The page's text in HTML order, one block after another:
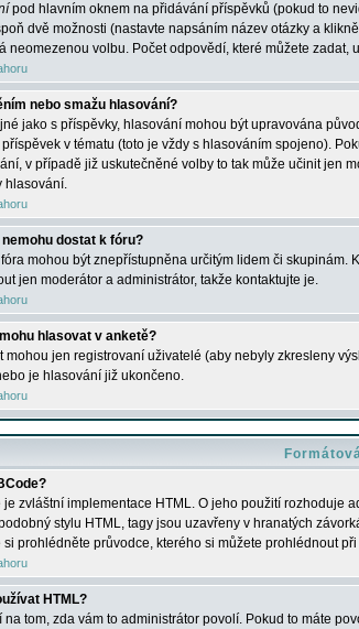
pod hlavním oknem na přidávání příspěvků (pokud to
dvě možnosti (nastavte napsáním název otázky a
neomezenou volbu. Počet odpovědí, které můžete zadat,
nebo smažu hlasování?
jako s příspěvky, hlasování mohou být upravována
v tématu (toto je vždy s hlasováním spojeno).
v případě již uskutečněné volby to tak může učinit jen
hlasování.
nemohu dostat k fóru?
fóra mohou být znepřístupněna určitým lidem či
jen moderátor a administrátor, takže kontaktujte je.
hlasovat v anketě?
mohou jen registrovaní uživatelé (aby nebyly zkresleny
je hlasování již ukončeno.
je zvláštní implementace HTML. O jeho použití rozhoduje
stylu HTML, tagy jsou uzavřeny v hranatých
si prohlédněte průvodce, kterého si můžete prohlédnout
HTML?
na tom, zda vám to administrátor povolí. Pokud to máte